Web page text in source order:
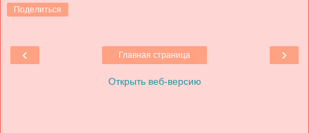
Поделиться
‹ ›
Главная страница
Открыть веб-версию